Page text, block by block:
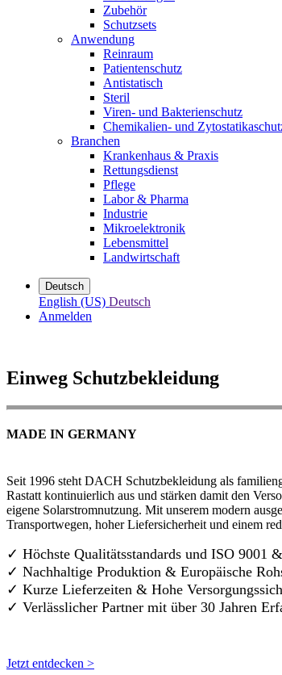
Zubehör
Schutzsets
Anwendung
Reinraum
Patientenschutz
Antistatisch
Steril
Viren- und Bakterienschutz
Chemikalien- und
Branchen
Krankenhaus & Praxis
Rettungsdienst
Pflege
Labor & Pharma
Industrie
Mikroelektronik
Lebensmittel
Landwirtschaft
Deutsch
English (US) Deutsch
Anmelden
Einweg Schutzbekleidung
MADE IN GERMANY
Seit 1996 steht DACH Schutzbekleidung als
Rastatt kontinuierlich aus und stärken damit den
eigene Solarstromnutzung. Mit unserem modern
Transportwegen, hoher Liefersicherheit und einem
✓ Höchste Qualitätsstandards und ISO 9001
✓ Nachhaltige Produktion & Europäische
✓ Kurze Lieferzeiten & Hohe
✓ Verlässlicher Partner mit über 30 Jahren
Jetzt entdecken >